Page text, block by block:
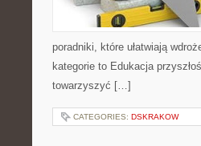
poradniki, które ułatwiają
kategorie to Edukacja
towarzyszyć […]
CATEGORIES: DSKRAKOW